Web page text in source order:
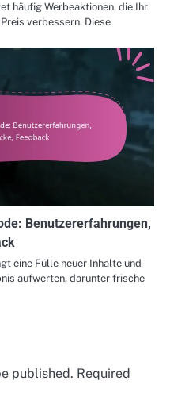
häufig Werbeaktionen, die Ihr
verbessern. Diese
Benutzererfahrungen,
eine Fülle neuer Inhalte und
aufwerten, darunter frische
published. Required